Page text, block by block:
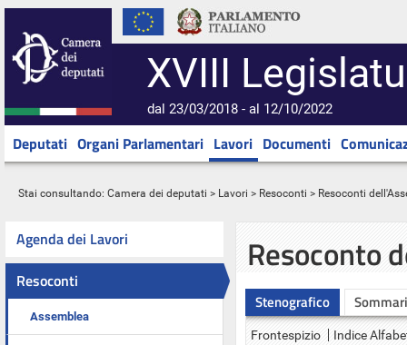
XVIII
dal 23/03/2018 - al 12/10/2022
Deputati Organi Parlamentari Lavori Documenti
Stai consultando: Camera dei deputati > Lavori > Resoconti > Resoconti
Agenda dei Lavori
Resoconti
Assemblea
Resoconto
Stenografico
Frontespizio Indice